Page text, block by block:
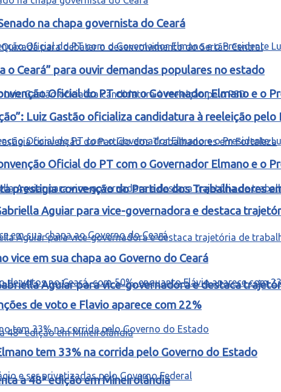
Oficial do PT com o Governador Elmano e o
prestigia convenção do Partido dos Trabalhadores
Aguiar para vice-governadora e destaca
a 48ª edição em Mineirolândia
na chapa governista do Ceará
Ceará” para ouvir demandas populares no estado
Luiz Gastão oficializa candidatura à reeleição pelo
Oficial do PT com o Governador Elmano e o
Aguiar para vice-governadora e destaca
vice em sua chapa ao Governo do Ceará
de voto e Flavio aparece com 22%
tem 33% na corrida pelo Governo do Estado